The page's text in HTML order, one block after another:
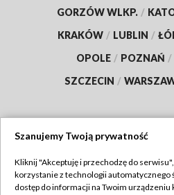
GORZÓW WLKP. /
KRAKÓW / LUBLIN /
OPOLE / POZNAŃ /
SZCZECIN /
TVP
Szanujemy Twoją prywatność
Kliknij "Akceptuję i przechodzę do
korzystanie z technologii automatycznego
dostęp do informacji na Twoim urządzeniu